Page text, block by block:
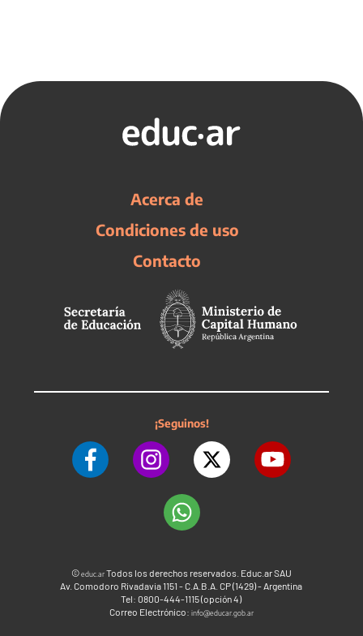
Acerca de
Condiciones de uso
Contacto
¡Seguinos!
©educ.arTodos los derechos reservados. Educ.ar SAU
Av. Comodoro Rivadavia 1151 - C.A.B.A. CP (1429) - Argentina
Tel: 0800-444-1115 (opción 4)
Correo Electrónico: info@educar.gob.ar